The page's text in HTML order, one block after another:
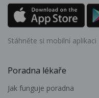
Stáhněte si mobilní aplikaci
Poradna lékaře
Jak funguje poradna